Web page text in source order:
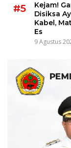
#5
Kejam!
Disiksa
Kabel,
Es
9 Agustus